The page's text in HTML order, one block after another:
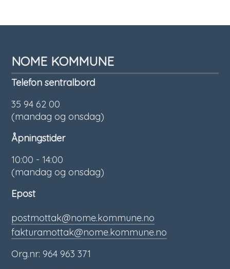
NOME KOMMUNE
Telefon sentralbord
35 94 62 00
(mandag og onsdag)
Åpningstider
10:00 - 14:00
(mandag og onsdag)
Epost
postmottak@nome.kommune.no
fakturamottak@nome.kommune.no
Org.nr: 964 963 371